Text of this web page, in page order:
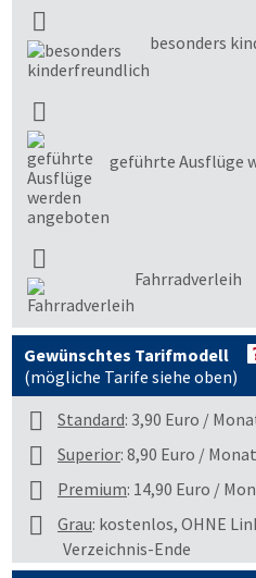
besonders
geführte Ausflüge
Fahrradverleih
Gewünschtes Tarifmodell
(mögliche Tarife siehe oben)
Standard: 3,90 Euro /
Superior: 8,90 Euro / Monat
Premium: 14,90 Euro /
Grau: kostenlos, OHNE
Verzeichnis-Ende